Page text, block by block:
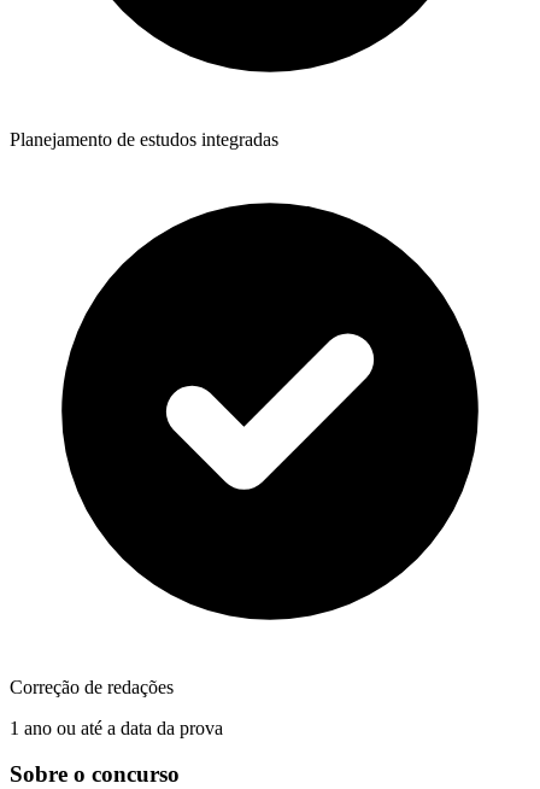
Planejamento de estudos integradas
Correção de redações
1 ano ou até a data da prova
Sobre o concurso